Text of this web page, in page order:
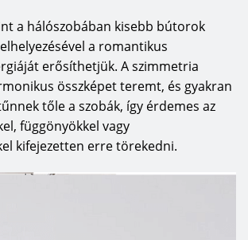
a hálószobában kisebb bútorok
a romantikus
erősíthetjük. A szimmetria
összképet teremt, és gyakran
tőle a szobák, így érdemes az
függönyökkel vagy
kifejezetten erre törekedni.